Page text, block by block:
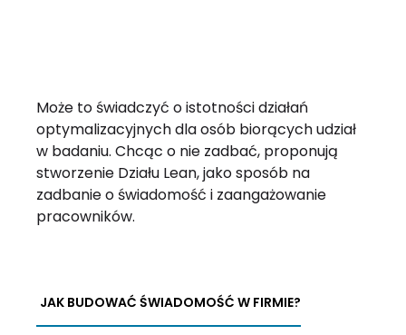
Może to świadczyć o istotności działań
optymalizacyjnych dla osób biorących udział
w badaniu. Chcąc o nie zadbać, proponują
stworzenie Działu Lean, jako sposób na
zadbanie o świadomość i zaangażowanie
pracowników.
JAK BUDOWAĆ ŚWIADOMOŚĆ W FIRMIE?